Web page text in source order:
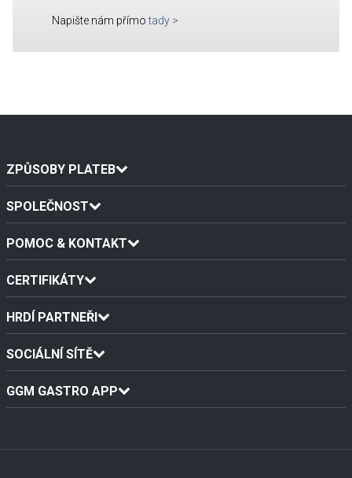
Napište nám přímo tady >
ZPŮSOBY PLATEB
SPOLEČNOST
POMOC & KONTAKT
CERTIFIKÁTY
HRDÍ PARTNEŘI
SOCIÁLNÍ SÍTĚ
GGM GASTRO APP